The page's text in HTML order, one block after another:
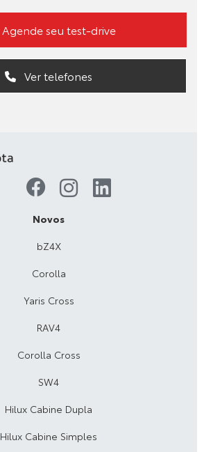
Ver telefones
Agende seu test-drive
Novos
bZ4X
Corolla
Yaris Cross
RAV4
Corolla Cross
SW4
Hilux Cabine Dupla
Hilux Cabine Simples